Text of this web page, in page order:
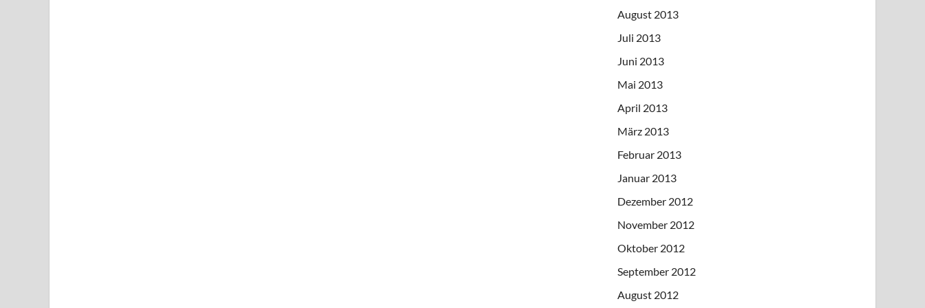
August 2013
Juli 2013
Juni 2013
Mai 2013
April 2013
März 2013
Februar 2013
Januar 2013
Dezember 2012
November 2012
Oktober 2012
September 2012
August 2012